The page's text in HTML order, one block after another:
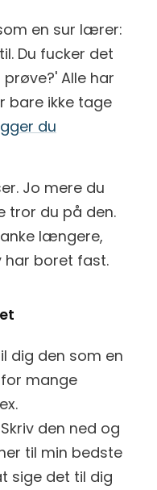
en sur lærer:
Du fucker det
Alle har
bare ikke tage
du
Jo mere du
tror du på den.
længere,
har boret fast.
dig den som en
mange
Skriv den ned og
til min bedste
sige det til dig